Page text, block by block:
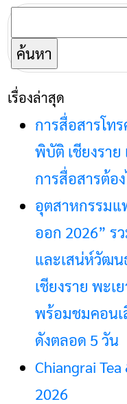
ค้นหา
สำหรับ:
เรื่องล่าสุด
การสื่อสารโท
พิบัติ เชียงรา
การสื่อสารต้อ
อุตสาหกรรมแ
ออก 2026” ร
และเสน่ห์วัฒน
เชียงราย พะเ
พร้อมชมคอน
ดังตลอด 5 วัน
Chiangrai
2026